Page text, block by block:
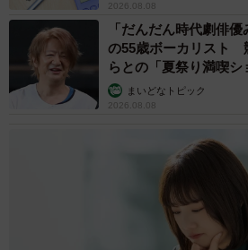
2026.08.08
「だんだん時代劇俳
の55歳ボーカリスト
らとの「夏祭り満喫シ
まいどなトピック
2026.08.08